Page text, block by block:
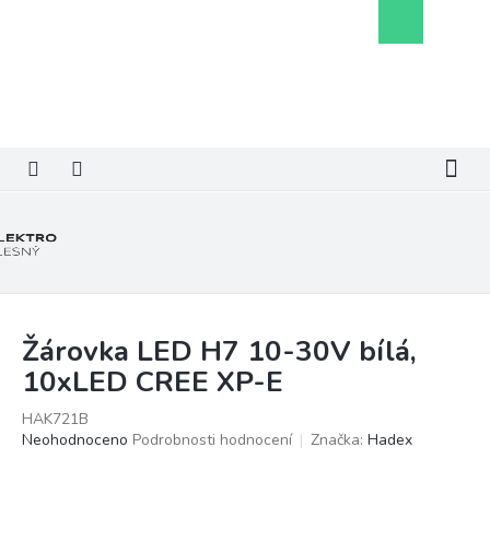
košík
Žárovka LED H7 10-30V bílá,
10xLED CREE XP-E
HAK721B
Průměrné
Neohodnoceno Podrobnosti hodnocení Značka: Hadex